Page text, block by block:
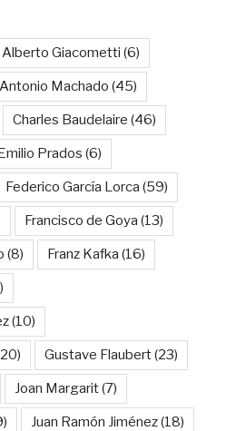
Alberto Giacometti (6)
Antonio Machado (45)
Charles Baudelaire (46)
Prados (6)
Federico García Lorca (59)
Francisco de Goya (13)
(8) Franz Kafka (16)
(10)
Gustave Flaubert(23)
Joan Margarit(7)
Juan Ramón Jiménez(18)